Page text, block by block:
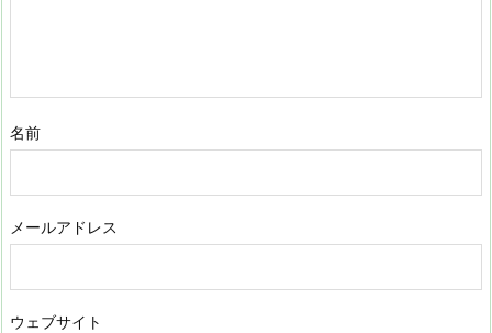
名前
メールアドレス
ウェブサイト